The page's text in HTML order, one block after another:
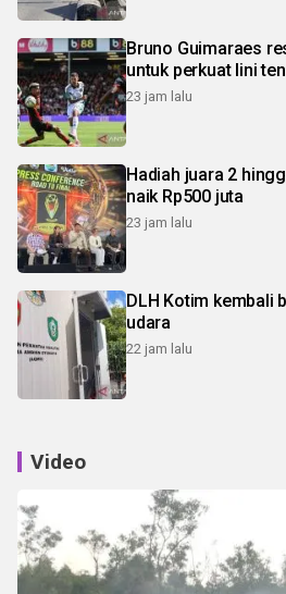
Bruno Guimaraes
untuk perkuat lini
23 jam lalu
Hadiah juara 2
naik Rp500 juta
23 jam lalu
DLH Kotim kembali
udara
22 jam lalu
Video